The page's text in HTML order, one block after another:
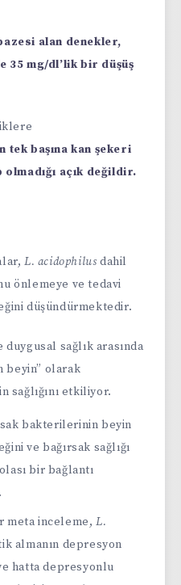
alan denekler,
35 mg/dl’lik bir düşüş
tek başına kan şekeri
açık değildir.
L. acidophilus dahil
önlemeye ve tedavi
düşündürmektedir.
duygusal sağlık arasında
beyin” olarak
sağlığını etkiliyor.
bakterilerinin beyin
ve bağırsak sağlığı
bir bağlantı
meta inceleme, L.
almanın depresyon
hatta depresyonlu